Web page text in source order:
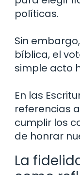
políticas.
Sin
bíblica, el
simple acto
En las
referencias
cumplir los
de honrar
La